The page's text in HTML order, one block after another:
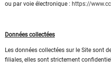
ou par voie électronique : https://
Données collectées
Les données collectées sur le Site sont
filiales, elles sont strictement